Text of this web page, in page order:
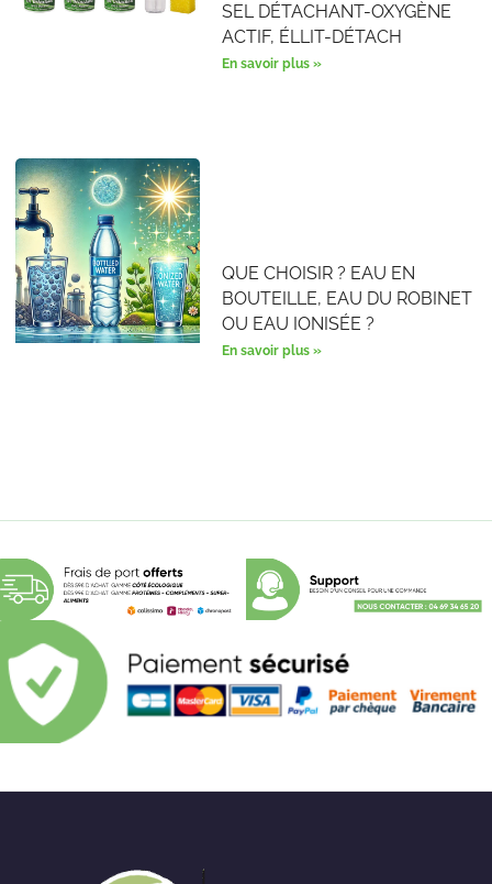
SEL DÉTACHANT-OXYGÈNE
ACTIF, ÉLLIT-DÉTACH
En savoir plus »
QUE CHOISIR ? EAU EN
BOUTEILLE, EAU DU ROBINET
OU EAU IONISÉE ?
En savoir plus »